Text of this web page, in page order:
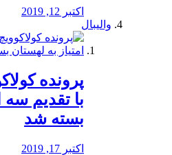
اکتبر 12, 2019
والیبال
پرونده
با تقدیم سه
بسته شد
اکتبر 17, 2019